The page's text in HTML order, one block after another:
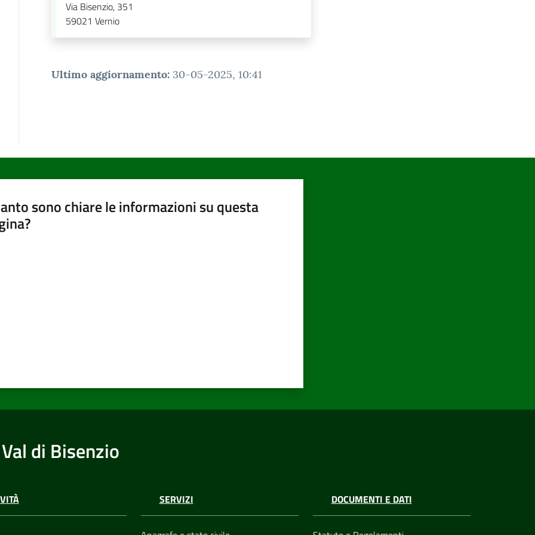
Via Bisenzio, 351
59021 Vernio
Ultimo aggiornamento: 30-05-2025, 10:41
sono chiare le informazioni su questa
di Bisenzio
SERVIZI DOCUMENTI E DATI